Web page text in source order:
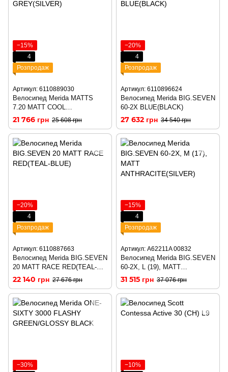
−15%
4
Розпродаж
Артикул: 6110889030
Велосипед Merida MATTS
7.20 MATT COOL
GREY(SILVER)
21 766 грн 25 608 грн
−20%
4
Розпродаж
Артикул: 6110896624
Велосипед Merida BIG.SEVEN
60-2X BLUE(BLACK)
27 632 грн 34 540 грн
−20%
4
Розпродаж
Артикул: 6110887663
Велосипед Merida BIG.SEVEN
20 MATT RACE RED(TEAL-
BLUE)
22 140 грн 27 676 грн
−15%
4
Розпродаж
Артикул: A62211A 00832
Велосипед Merida BIG.SEVEN
60-2X, L (19), MATT
ANTHRACITE(SILVER)
31 515 грн 37 076 грн
−30%
−10%